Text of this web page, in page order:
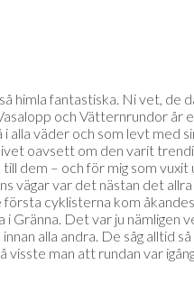
himla fantastiska. Ni vet, de
och Vätternrundor år
alla väder och som levt med
oavsett om den varit
dem – och för mig som vuxit
vägar var det nästan det
första cyklisterna kom
i Gränna. Det var ju nämligen
alla andra. De såg alltid
visste man att rundan var